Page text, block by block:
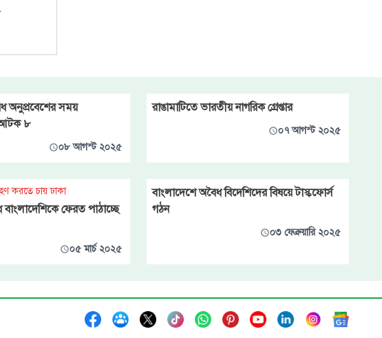
অনুপ্রবেশের সময়
আটক ৮
০৮ আগস্ট ২০২৫
রাঙামাটিতে ভারতীয় নাগরিক গ্রেপ্তার
০৭ আগস্ট ২০২৫
করতে চায় ঢাকা
ফেরত পাঠাচ্ছে
০৫ মার্চ ২০২৫
বাংলাদেশে অবৈধ বিদেশিদের বিষয়ে টাস্কফোর্স
গঠন
০৩ ফেব্রুয়ারি ২০২৫